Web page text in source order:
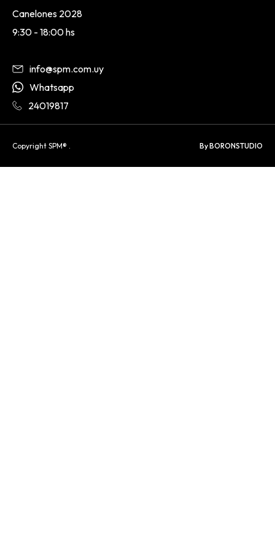
Canelones 2028
9:30 - 18:00 hs
info@spm.com.uy
Whatsapp
24019817
Copyright SPM® . By BORONSTUDIO